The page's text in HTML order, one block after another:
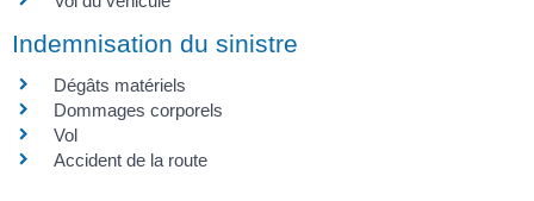
Indemnisation du sinistre
Dégâts matériels
Dommages corporels
Vol
Accident de la route